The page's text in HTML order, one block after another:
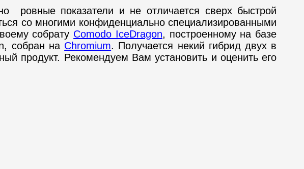
ровные показатели и не отличается сверх быстрой
со многими конфиденциально специализированными
собрату Comodo IceDragon, построенному на базе
собран на Chromium. Получается некий гибрид двух в
продукт. Рекомендуем Вам установить и оценить его